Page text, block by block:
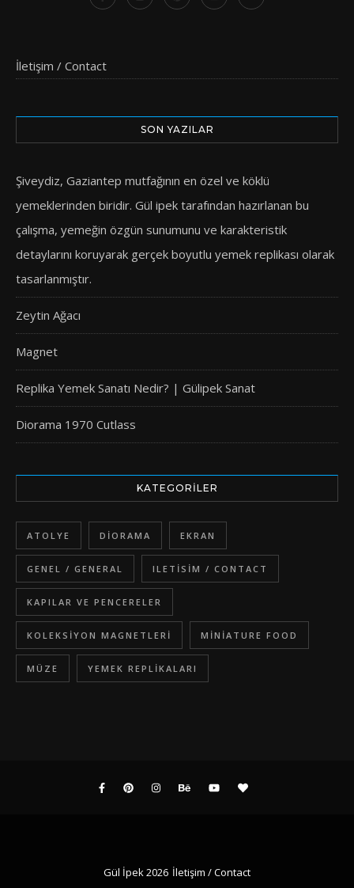
İletişim / Contact
SON YAZILAR
Şiveydiz, Gaziantep mutfağının en özel ve köklü
yemeklerinden biridir. Gül ipek tarafından hazırlanan bu
çalışma, yemeğin özgün sunumunu ve karakteristik
detaylarını koruyarak gerçek boyutlu yemek replikası olarak
tasarlanmıştır.
Zeytin Ağacı
Magnet
Replika Yemek Sanatı Nedir? | Gülipek Sanat
Diorama 1970 Cutlass
KATEGORILER
ATOLYE DIORAMA EKRAN
GENEL / GENERAL ILETISIM / CONTACT
KAPILAR VE PENCERELER
KOLEKSIYON MAGNETLERI MINIATURE FOOD
MÜZE YEMEK REPLIKALARI
Gül İpek 2026 İletişim / Contact